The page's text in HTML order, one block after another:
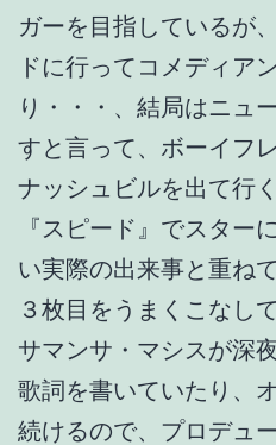
ガーを目指しているが
ドに行ってコメディア
り・・・、結局はニュ
すと言って、ボーイフ
ナッシュビルを出て行
『スピード』でスター
い実際の出来事と重ね
３枚目をうまくこなし
サマンサ・マシスが深
歌詞を書いていたり、
続けるので、プロデュ